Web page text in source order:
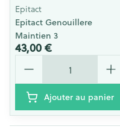
Epitact
Epitact Genouillere
Maintien 3
43,00 €
Quantité
Ajouter au panier